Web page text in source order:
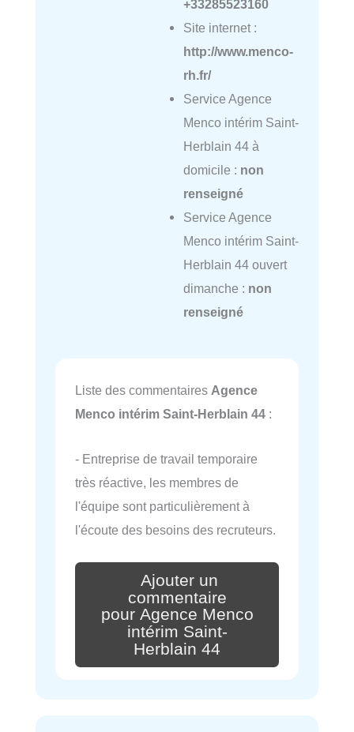
+33285523160
Site internet :
http://www.menco-
rh.fr/
Service Agence
Menco intérim Saint-
Herblain 44 à
domicile : non
renseigné
Service Agence
Menco intérim Saint-
Herblain 44 ouvert
dimanche : non
renseigné
Liste des commentaires Agence
Menco intérim Saint-Herblain 44 :
- Entreprise de travail temporaire
très réactive, les membres de
l'équipe sont particulièrement à
l'écoute des besoins des recruteurs.
Ajouter un
commentaire
pour Agence Menco
intérim Saint-
Herblain 44